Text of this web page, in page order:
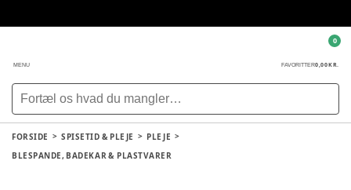
MENU FAVORITTER0,00 KR.
0
FORSIDE SPISETID & PLEJE
PLEJE
BLESPANDE, BADEKAR & PLASTVARER